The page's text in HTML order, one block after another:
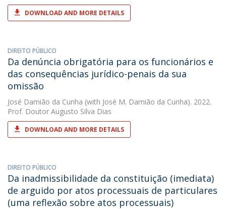
DOWNLOAD AND MORE DETAILS
DIREITO PÚBLICO
Da denúncia obrigatória para os funcionários e
das consequências jurídico-penais da sua
omissão
José Damião da Cunha (with José M. Damião da Cunha). 2022.
Prof. Doutor Augusto Silva Dias
DOWNLOAD AND MORE DETAILS
DIREITO PÚBLICO
Da inadmissibilidade da constituição (imediata)
de arguido por atos processuais de particulares
(uma reflexão sobre atos processuais)